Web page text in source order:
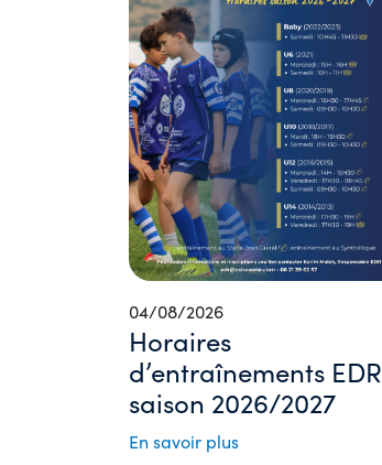
04/08/2026
Horaires
d’entraînements EDR
saison 2026/2027
En savoir plus